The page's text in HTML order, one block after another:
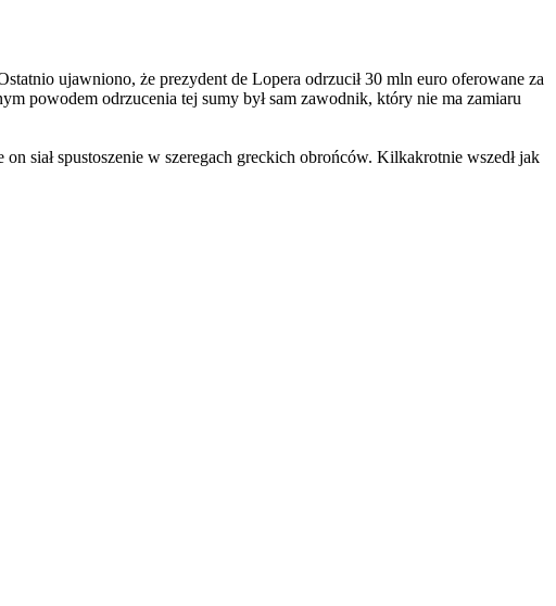
ujawniono, że prezydent de Lopera odrzucił 30 mln euro oferowane za
powodem odrzucenia tej sumy był sam zawodnik, który nie ma zamiaru
siał spustoszenie w szeregach greckich obrońców. Kilkakrotnie wszedł jak